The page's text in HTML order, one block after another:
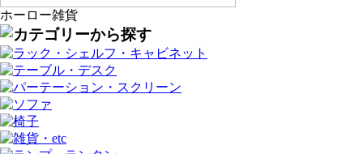
ホーロー雑貨